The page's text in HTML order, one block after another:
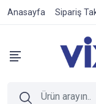
Anasayfa Sipariş